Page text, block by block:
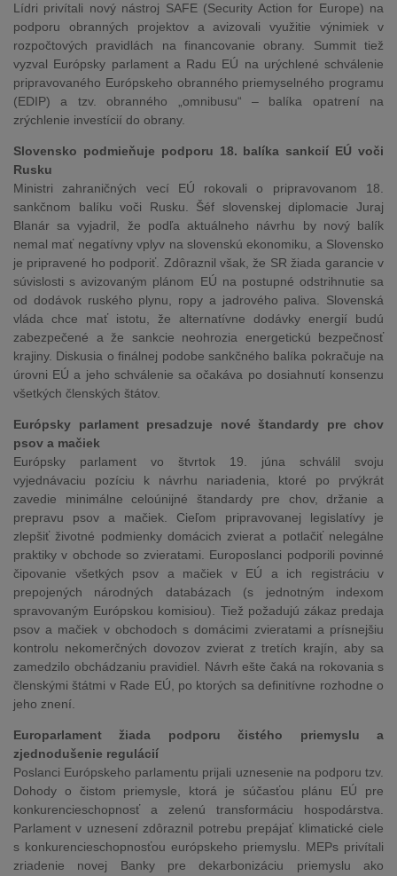
Lídri privítali nový nástroj SAFE (Security Action for Europe) na
podporu obranných projektov a avizovali využitie výnimiek v
rozpočtových pravidlách na financovanie obrany. Summit tiež
vyzval Európsky parlament a Radu EÚ na urýchlené schválenie
pripravovaného Európskeho obranného priemyselného programu
(EDIP) a tzv. obranného „omnibusu“ – balíka opatrení na
zrýchlenie investícií do obrany.
Slovensko podmieňuje podporu 18. balíka sankcií EÚ voči
Rusku
Ministri zahraničných vecí EÚ rokovali o pripravovanom 18.
sankčnom balíku voči Rusku. Šéf slovenskej diplomacie Juraj
Blanár sa vyjadril, že podľa aktuálneho návrhu by nový balík
nemal mať negatívny vplyv na slovenskú ekonomiku, a Slovensko
je pripravené ho podporiť. Zdôraznil však, že SR žiada garancie v
súvislosti s avizovaným plánom EÚ na postupné odstrihnutie sa
od dodávok ruského plynu, ropy a jadrového paliva. Slovenská
vláda chce mať istotu, že alternatívne dodávky energií budú
zabezpečené a že sankcie neohrozia energetickú bezpečnosť
krajiny. Diskusia o finálnej podobe sankčného balíka pokračuje na
úrovni EÚ a jeho schválenie sa očakáva po dosiahnutí konsenzu
všetkých členských štátov.
Európsky parlament presadzuje nové štandardy pre chov
psov a mačiek
Európsky parlament vo štvrtok 19. júna schválil svoju
vyjednávaciu pozíciu k návrhu nariadenia, ktoré po prvýkrát
zavedie minimálne celoúnijné štandardy pre chov, držanie a
prepravu psov a mačiek. Cieľom pripravovanej legislatívy je
zlepšiť životné podmienky domácich zvierat a potlačiť nelegálne
praktiky v obchode so zvieratami. Europoslanci podporili povinné
čipovanie všetkých psov a mačiek v EÚ a ich registráciu v
prepojených národných databázach (s jednotným indexom
spravovaným Európskou komisiou). Tiež požadujú zákaz predaja
psov a mačiek v obchodoch s domácimi zvieratami a prísnejšiu
kontrolu nekomerčných dovozov zvierat z tretích krajín, aby sa
zamedzilo obchádzaniu pravidiel. Návrh ešte čaká na rokovania s
členskými štátmi v Rade EÚ, po ktorých sa definitívne rozhodne o
jeho znení.
Europarlament žiada podporu čistého priemyslu a
zjednodušenie regulácií
Poslanci Európskeho parlamentu prijali uznesenie na podporu tzv.
Dohody o čistom priemysle, ktorá je súčasťou plánu EÚ pre
konkurencieschopnosť a zelenú transformáciu hospodárstva.
Parlament v uznesení zdôraznil potrebu prepájať klimatické ciele
s konkurencieschopnosťou európskeho priemyslu. MEPs privítali
zriadenie novej Banky pre dekarbonizáciu priemyslu ako